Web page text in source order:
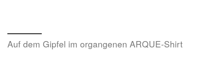
Auf dem Gipfel im organgenen ARQUE-Shirt